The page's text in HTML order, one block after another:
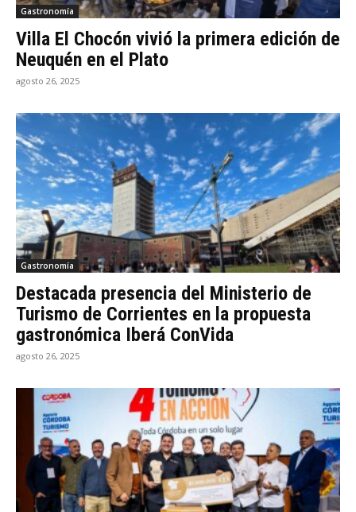
Gastronomía
Villa El Chocón vivió la primera edición de
Neuquén en el Plato
agosto 26, 2025
Gastronomía
Destacada presencia del Ministerio de
Turismo de Corrientes en la propuesta
gastronómica Iberá ConVida
agosto 26, 2025